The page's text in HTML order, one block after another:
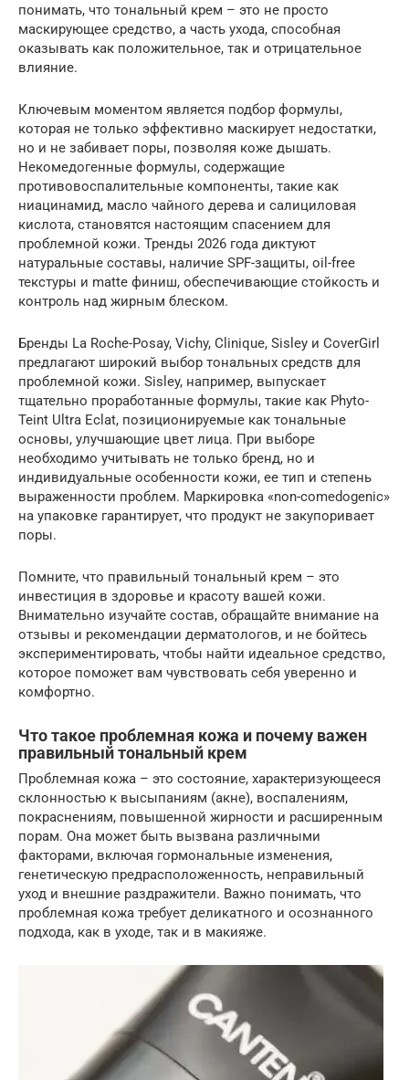
понимать, что тональный крем – это не просто
маскирующее средство, а часть ухода, способная
оказывать как положительное, так и отрицательное
влияние.
Ключевым моментом является подбор формулы,
которая не только эффективно маскирует недостатки,
но и не забивает поры, позволяя коже дышать.
Некомедогенные формулы, содержащие
противовоспалительные компоненты, такие как
ниацинамид, масло чайного дерева и салициловая
кислота, становятся настоящим спасением для
проблемной кожи. Тренды 2026 года диктуют
натуральные составы, наличие SPF-защиты, oil-free
текстуры и matte финиш, обеспечивающие стойкость и
контроль над жирным блеском.
Бренды La Roche-Posay, Vichy, Clinique, Sisley и CoverGirl
предлагают широкий выбор тональных средств для
проблемной кожи. Sisley, например, выпускает
тщательно проработанные формулы, такие как Phyto-
Teint Ultra Eclat, позиционируемые как тональные
основы, улучшающие цвет лица. При выборе
необходимо учитывать не только бренд, но и
индивидуальные особенности кожи, ее тип и степень
выраженности проблем. Маркировка «non-comedogenic»
на упаковке гарантирует, что продукт не закупоривает
поры.
Помните, что правильный тональный крем – это
инвестиция в здоровье и красоту вашей кожи.
Внимательно изучайте состав, обращайте внимание на
отзывы и рекомендации дерматологов, и не бойтесь
экспериментировать, чтобы найти идеальное средство,
которое поможет вам чувствовать себя уверенно и
комфортно.
Что такое проблемная кожа и почему важен
правильный тональный крем
Проблемная кожа – это состояние, характеризующееся
склонностью к высыпаниям (акне), воспалениям,
покраснениям, повышенной жирности и расширенным
порам. Она может быть вызвана различными
факторами, включая гормональные изменения,
генетическую предрасположенность, неправильный
уход и внешние раздражители. Важно понимать, что
проблемная кожа требует деликатного и осознанного
подхода, как в уходе, так и в макияже.